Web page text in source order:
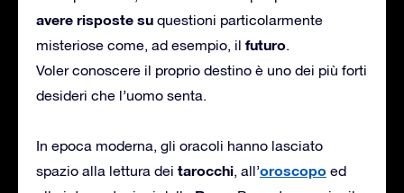
avere risposte su questioni particolarmente
misteriose come, ad esempio, il futuro.
Voler conoscere il proprio destino è uno dei più forti
desideri che l’uomo senta.
In epoca moderna, gli oracoli hanno lasciato
spazio alla lettura dei tarocchi, all’oroscopo ed